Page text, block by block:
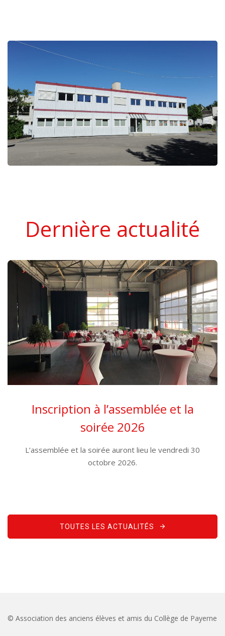
Dernière actualité
Inscription à l’assemblée et la
soirée 2026
L’assemblée et la soirée auront lieu le vendredi 30
octobre 2026.
TOUTES LES ACTUALITÉS
© Association des anciens élèves et amis du Collège de Payerne